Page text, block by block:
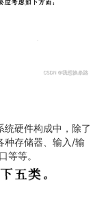
硬件构成中，除了
种存储器、输入/输
等等。